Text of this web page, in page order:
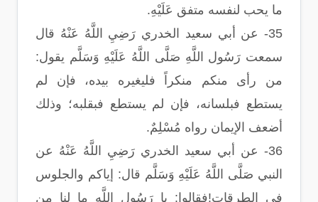
ما يحب لنفسه متفق عَلَيْهِ.
35- عن أبي سعيد الخدري رَضِيِ اللَّهُ عَنْهُ قال
سمعت رَسُول اللَّهِ صَلَّى اللَّهُ عَلَيْهِ وَسَلَّم يقول:
من رأى منكم منكراً فليغيره بيده، فإن لم
يستطع فبلسانه، فإن لم يستطع فبقلبه؛ وذلك
أضعف الإيمان رواه مُسْلِمٌ.
36- عن أبي سعيد الخدري رَضِيِ اللَّهُ عَنْهُ عن
النبي صَلَّى اللَّهُ عَلَيْهِ وَسَلَّم قال: إياكم والجلوس
في الطرقات!فقالوا: يا رَسُول اللَّهِ ما لنا من